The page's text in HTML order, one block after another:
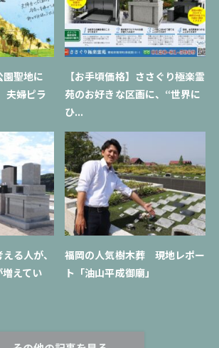
園聖地に
夫婦ピラ
【お手頃価格】ささぐり極楽霊
苑のお好きな区画に、“世界に
ひ...
る人が、
えてい
福岡の人気樹木葬 現地レポー
ト「油山平成御廟」